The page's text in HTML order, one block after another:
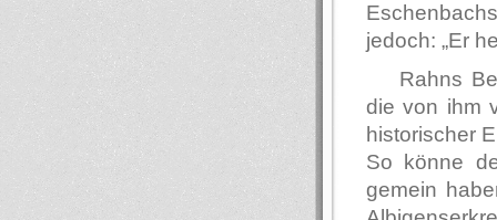
jedoch: „Er
Rahns
die von ihm
historischer
So könne
gemein